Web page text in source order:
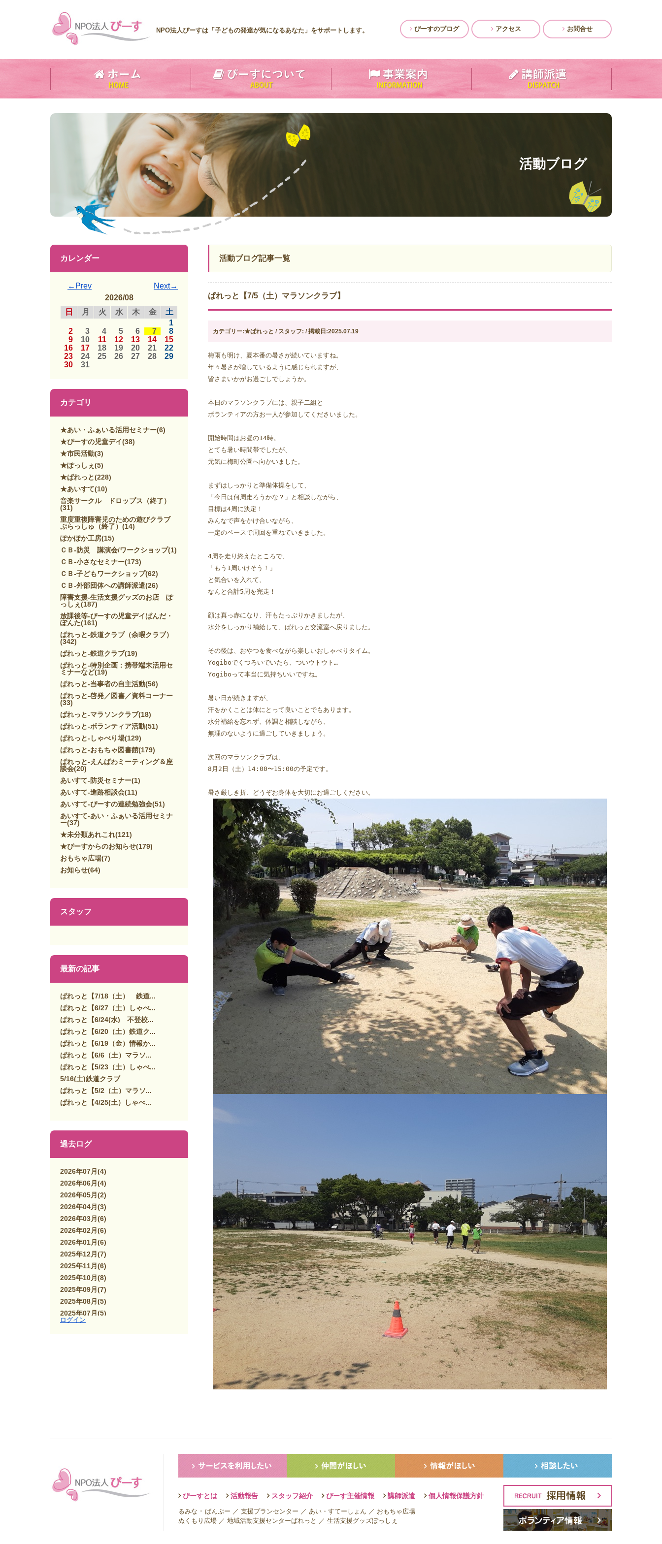
NPO法人ぴーすは「子どもの発達が気になるあなた」をサポートします。 ぴーすのブログ アクセス お問合せ
活動ブログ
活動ブログ記事一覧
ぱれっと【7/5（土）マラソンクラブ】
カテゴリー:★ぱれっと / スタッフ: / 掲載日:2025.07.19
梅雨も明け、夏本番の暑さが続いていますね。
年々暑さが増しているように感じられますが、
皆さまいかがお過ごしでしょうか。
本日のマラソンクラブには、親子二組と
ボランティアの方お一人が参加してくださいました。
開始時間はお昼の14時。
とても暑い時間帯でしたが、
元気に梅町公園へ向かいました。
まずはしっかりと準備体操をして、
「今日は何周走ろうかな？」と相談しながら、
目標は4周に決定！
みんなで声をかけ合いながら、
一定のペースで周回を重ねていきました。
4周を走り終えたところで、
「もう1周いけそう！」
と気合いを入れて、
なんと合計5周を完走！
顔は真っ赤になり、汗もたっぷりかきましたが、
水分をしっかり補給して、ぱれっと交流室へ戻りました。
その後は、おやつを食べながら楽しいおしゃべりタイム。
Yogiboでくつろいでいたら、ついウトウト…
Yogiboって本当に気持ちいいですね。
暑い日が続きますが、
汗をかくことは体にとって良いことでもあります。
水分補給を忘れず、体調と相談しながら、
無理のないように過ごしていきましょう。
次回のマラソンクラブは、
8月2日（土）14:00〜15:00の予定です。
暑さ厳しき折、どうぞお身体を大切にお過ごしください。
カレンダー
←Prev
Next→
2026/08
日
月 火 水 木 金
土
1
2
3 4 5 6 7
8
9
10 11 12 13 14
15
16
17 18 19 20 21
22
23
24 25 26 27 28
29
30
31
カテゴリ
★あい・ふぁいる活用セミナー(6)
★ぴーすの児童デイ(38)
★市民活動(3)
★ぽっしぇ (5)
★ぱれっと(228)
★あいすて(10)
音楽サークル ドロップス（終了）
(31)
重度重複障害児のための遊びクラブ
ぷらっしゅ（終了） (14)
ぽかぽか工房(15)
ＣＢ-防災 講演会/ワークショップ(1)
ＣＢ-小さなセミナー(173)
ＣＢ-子どもワークショップ(62)
ＣＢ-外部団体への講師派遣(26)
障害支援-生活支援グッズのお店 ぽ
っしぇ (187)
放課後等-ぴーすの児童デイぱんだ・
ぽんた(161)
ぱれっと-鉄道クラブ（余暇クラブ）
(342)
ぱれっと-鉄道クラブ(19)
ぱれっと-特別企画：携帯端末活用セ
ミナーなど(19)
ぱれっと-当事者の自主活動(56)
ぱれっと-啓発／図書／資料コーナー
(33)
ぱれっと-マラソンクラブ(18)
ぱれっと-ボランティア活動(51)
ぱれっと-しゃべり場(129)
ぱれっと-おもちゃ図書館(179)
ぱれっと-えんぱわミーティング＆座
談会(20)
あいすて-防災セミナー(1)
あいすて-進路相談会(11)
あいすて-ぴーすの連続勉強会(51)
あいすて-あい・ふぁいる活用セミナ
ー(37)
★未分類あれこれ(121)
★ぴーすからのお知らせ(179)
おもちゃ広場(7)
お知らせ(64)
スタッフ
最新の記事
ぱれっと【7/18（土） 鉄道...
ぱれっと【6/27（土）しゃべ...
ぱれっと【6/24(水) 不登校...
ぱれっと【6/20（土）鉄道ク...
ぱれっと【6/19（金）情報か...
ぱれっと【6/6（土）マラソ...
ぱれっと【5/23（土）しゃべ...
5/16(土)鉄道クラブ
ぱれっと【5/2（土）マラソ...
ぱれっと【4/25(土）しゃべ...
過去ログ
2026年07月 (4)
2026年06月 (4)
2026年05月 (2)
2026年04月 (3)
2026年03月 (6)
2026年02月 (6)
2026年01月 (6)
2025年12月 (7)
2025年11月 (6)
2025年10月 (8)
2025年09月 (7)
2025年08月 (5)
2025年07月 (5)
2025年06月
2024年06月
2024年05月(6)
2024年04月(6)
2024年03月
ログイン
ぴーすとは 活動報告 スタッフ紹介 ぴーす主催情報 講師派遣 個人情報保護方針
るみな ･ ばんぶー ／ 支援プランセンター ／ あい・すてーしょん ／ おもちゃ広場
ぬくもり広場 ／ 地域活動支援センターぱれっと ／ 生活支援グッズぽっしぇ